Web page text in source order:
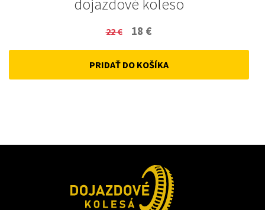
dojazdové koleso
22€
Original
price
was:
18 €
price
is:
PRIDAŤ DO KOŠÍKA